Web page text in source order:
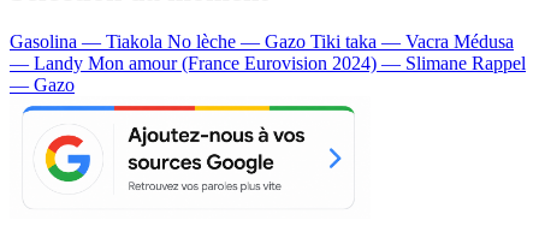
Gasolina — Tiakola No lèche — Gazo Tiki taka — Vacra Médusa
— Landy Mon amour (France Eurovision 2024) — Slimane Rappel
— Gazo